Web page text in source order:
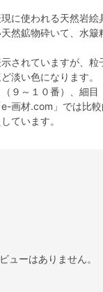
に使われる天然岩絵
然鉱物砕いて、水
されていますが、粒
淡い色になります。
９～１０番）、細目
画材.com」では比較
ています。
ューはありません。